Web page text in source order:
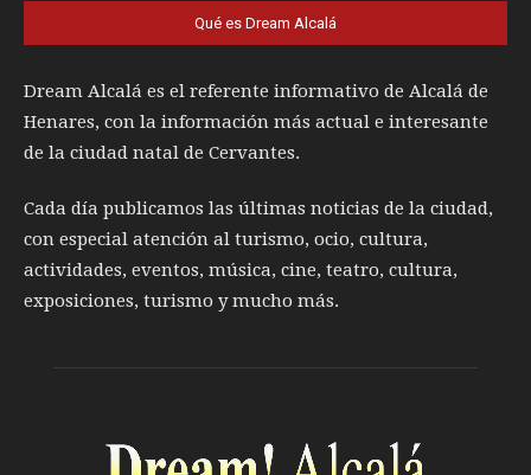
Qué es Dream Alcalá
Dream Alcalá es el referente informativo de Alcalá de
Henares, con la información más actual e interesante
de la ciudad natal de Cervantes.
Cada día publicamos las últimas noticias de la ciudad,
con especial atención al turismo, ocio, cultura,
actividades, eventos, música, cine, teatro, cultura,
exposiciones, turismo y mucho más.